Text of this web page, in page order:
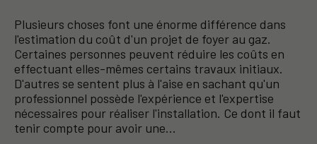
Plusieurs choses font une énorme différence dans
l'estimation du coût d'un projet de foyer au gaz.
Certaines personnes peuvent réduire les coûts en
effectuant elles-mêmes certains travaux initiaux.
D'autres se sentent plus à l'aise en sachant qu'un
professionnel possède l'expérience et l'expertise
nécessaires pour réaliser l'installation. Ce dont il faut
tenir compte pour avoir une…